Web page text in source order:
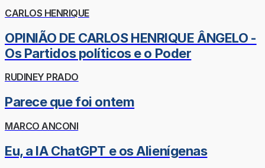
CARLOS HENRIQUE
OPINIÃO DE CARLOS HENRIQUE ÂNGELO -
Os Partidos políticos e o Poder
RUDINEY PRADO
Parece que foi ontem
MARCO ANCONI
Eu, a IA ChatGPT e os Alienígenas